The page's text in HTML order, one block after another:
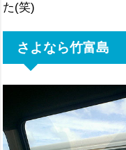
た(笑)
さよなら竹富島